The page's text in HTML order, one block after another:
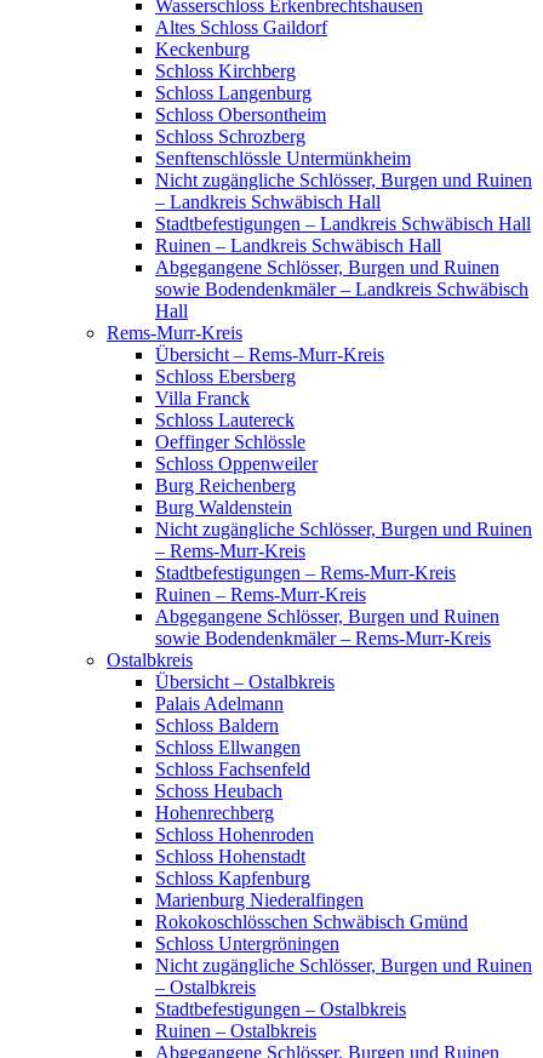
Wasserschloss Erkenbrechtshausen
Altes Schloss Gaildorf
Keckenburg
Schloss Kirchberg
Schloss Langenburg
Schloss Obersontheim
Schloss Schrozberg
Senftenschlössle Untermünkheim
Nicht zugängliche Schlösser, Burgen und Ruinen
– Landkreis Schwäbisch Hall
Stadtbefestigungen – Landkreis Schwäbisch Hall
Ruinen – Landkreis Schwäbisch Hall
Abgegangene Schlösser, Burgen und Ruinen
sowie Bodendenkmäler – Landkreis Schwäbisch
Hall
Rems-Murr-Kreis
Übersicht – Rems-Murr-Kreis
Schloss Ebersberg
Villa Franck
Schloss Lautereck
Oeffinger Schlössle
Schloss Oppenweiler
Burg Reichenberg
Burg Waldenstein
Nicht zugängliche Schlösser, Burgen und Ruinen
– Rems-Murr-Kreis
Stadtbefestigungen – Rems-Murr-Kreis
Ruinen – Rems-Murr-Kreis
Abgegangene Schlösser, Burgen und Ruinen
sowie Bodendenkmäler – Rems-Murr-Kreis
Ostalbkreis
Übersicht – Ostalbkreis
Palais Adelmann
Schloss Baldern
Schloss Ellwangen
Schloss Fachsenfeld
Schoss Heubach
Hohenrechberg
Schloss Hohenroden
Schloss Hohenstadt
Schloss Kapfenburg
Marienburg Niederalfingen
Rokokoschlösschen Schwäbisch Gmünd
Schloss Untergröningen
Nicht zugängliche Schlösser, Burgen und Ruinen
– Ostalbkreis
Stadtbefestigungen – Ostalbkreis
Ruinen – Ostalbkreis
Abgegangene Schlösser, Burgen und Ruinen